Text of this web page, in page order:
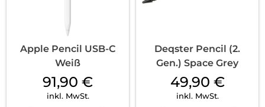
Apple Pencil USB-C
Weiß
91,90 €
inkl. MwSt.
Deqster Pencil (2.
Gen.) Space Grey
49,90 €
inkl. MwSt.